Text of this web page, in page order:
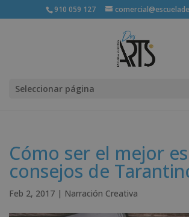
910 059 127
Seleccionar página
Cómo ser el mejor
consejos de
Feb 2, 2017 | Narración Creativa